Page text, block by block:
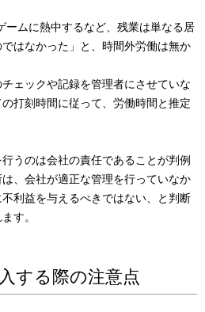
ームに熱中するなど、残業は単なる居
はなかった」と、時間外労働は無か
ェックや記録を管理者にさせていな
打刻時間に従って、労働時間と推定
うのは会社の責任であることが判例
、会社が適正な管理を行っていなか
利益を与えるべきではない、と判断
す。
する際の注意点